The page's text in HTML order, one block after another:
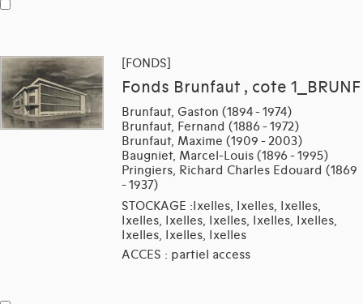
[FONDS]
Fonds Brunfaut , cote 1_BRUNF
Brunfaut, Gaston (1894 - 1974)
Brunfaut, Fernand (1886 - 1972)
Brunfaut, Maxime (1909 - 2003)
Baugniet, Marcel-Louis (1896 - 1995)
Pringiers, Richard Charles Edouard (1869
- 1937)
STOCKAGE :Ixelles, Ixelles, Ixelles,
Ixelles, Ixelles, Ixelles, Ixelles, Ixelles,
Ixelles, Ixelles, Ixelles
ACCES : partiel access